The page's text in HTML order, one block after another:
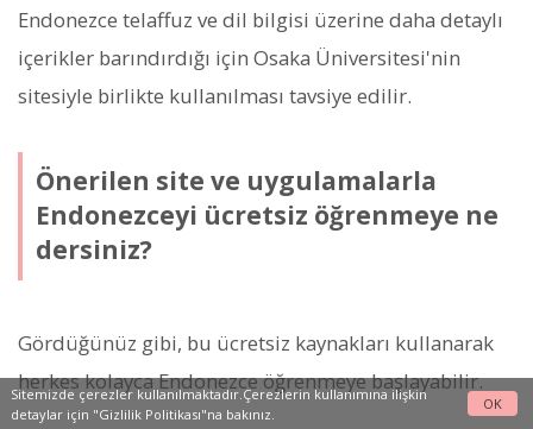
Endonezce telaffuz ve dil bilgisi üzerine daha detaylı
içerikler barındırdığı için Osaka Üniversitesi'nin
sitesiyle birlikte kullanılması tavsiye edilir.
Önerilen site ve uygulamalarla
Endonezceyi ücretsiz öğrenmeye ne
dersiniz?
Gördüğünüz gibi, bu ücretsiz kaynakları kullanarak
herkes kolayca Endonezce öğrenmeye başlayabilir.
Sitemizde çerezler kullanılmaktadır.Çerezlerin kullanımına ilişkin
detaylar için "Gizlilik Politikası"na bakınız.
OK